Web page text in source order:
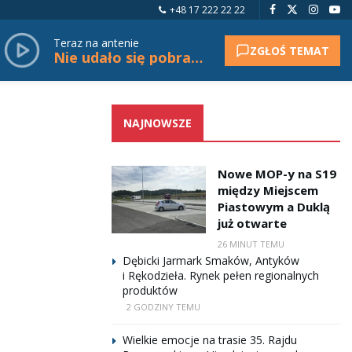
+48 17 222 22 22
Teraz na antenie
Nie udało się pobrać tytułu. ZGŁOŚ TEMAT
NAJNOWSZE
Nowe MOP-y na S19
między Miejscem
Piastowym a Duklą
już otwarte
26 MINUT TEMU
Dębicki Jarmark Smaków, Antyków
i Rękodzieła. Rynek pełen regionalnych
produktów
2 GODZINY TEMU
Wielkie emocje na trasie 35. Rajdu